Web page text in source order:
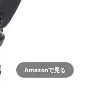
Amazonで見る